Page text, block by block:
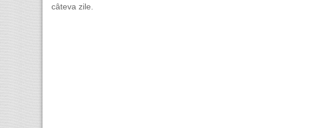
câteva zile.